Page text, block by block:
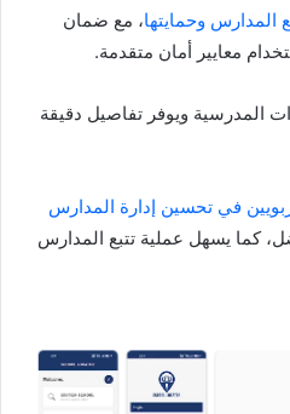
المدارس وحمايتها، مع ضمان
معايير أمان متقدمة.
المدرسية ويوفر تفاصيل دقيقة
في تحسين إدارة المدارس
كما يسهل عملية تتبع المدارس